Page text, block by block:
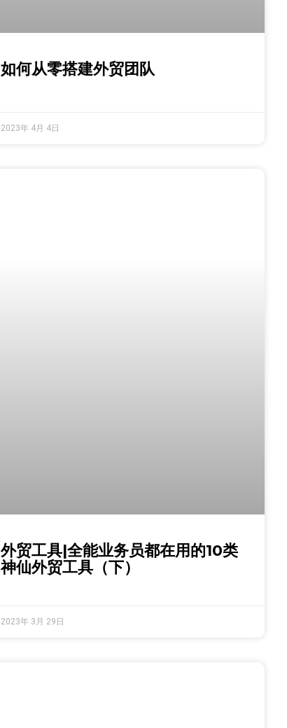
如何从零搭建外贸团队
2023年 4月 4日
外贸工具|全能业务员都在用的10类
神仙外贸工具（下）
2023年 3月 29日